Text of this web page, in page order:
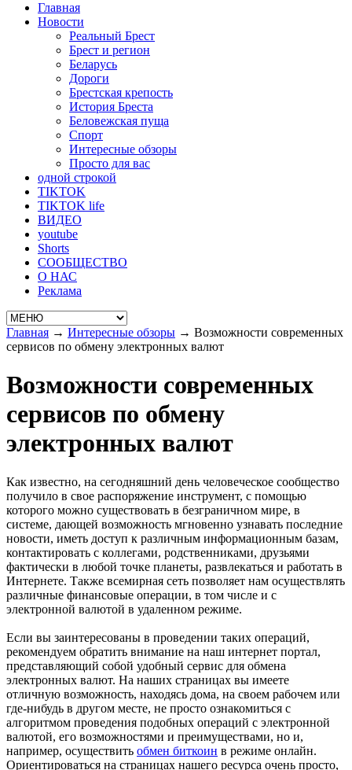
Главная
Новости
Реальный Брест
Брест и регион
Беларусь
Дороги
Брестская крепость
История Бреста
Беловежская пуща
Спорт
Интересные обзоры
Просто для вас
одной строкой
TIKTOK
TIKTOK life
ВИДЕО
youtube
Shorts
СООБЩЕСТВО
О НАС
Реклама
Главная → Интересные обзоры → Возможности современных
сервисов по обмену электронных валют
Возможности современных
сервисов по обмену
электронных валют
Как известно, на сегодняшний день человеческое сообщество
получило в свое распоряжение инструмент, с помощью
которого можно существовать в безграничном мире, в
системе, дающей возможность мгновенно узнавать последние
новости, иметь доступ к различным информационным базам,
контактировать с коллегами, родственниками, друзьями
фактически в любой точке планеты, развлекаться и работать в
Интернете. Также всемирная сеть позволяет нам осуществлять
различные финансовые операции, в том числе и с
электронной валютой в удаленном режиме.
Если вы заинтересованы в проведении таких операций,
рекомендуем обратить внимание на наш интернет портал,
представляющий собой удобный сервис для обмена
электронных валют. На наших страницах вы имеете
отличную возможность, находясь дома, на своем рабочем или
где-нибудь в другом месте, не просто ознакомиться с
алгоритмом проведения подобных операций с электронной
валютой, его возможностями и преимуществами, но и,
например, осуществить обмен биткоин в режиме онлайн.
Ориентироваться на страницах нашего ресурса очень просто,